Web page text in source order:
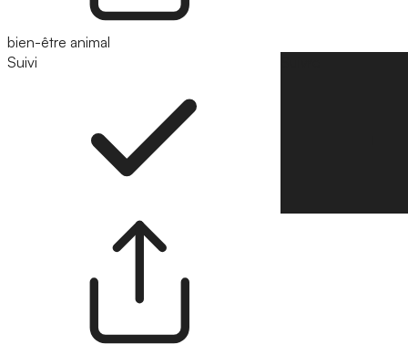
bien-être animal
Suivi